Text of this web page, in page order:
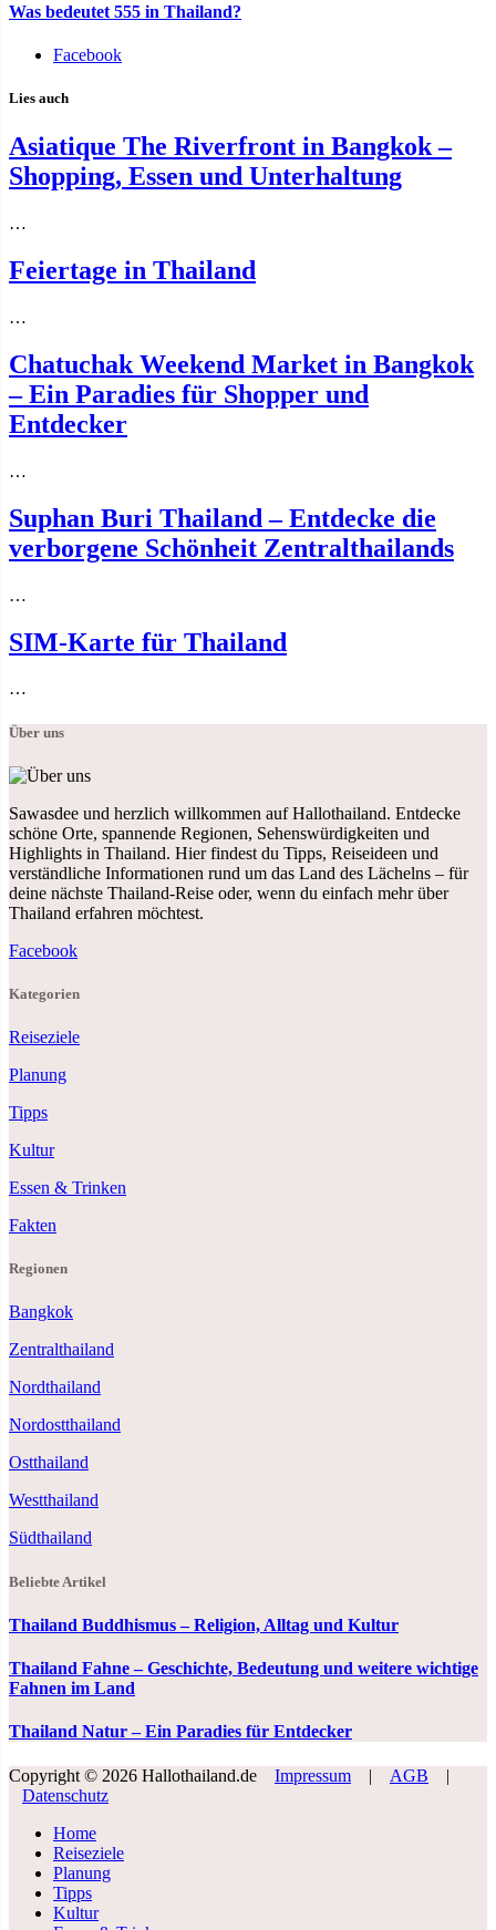
Was bedeutet 555 in Thailand?
Facebook
Lies auch
Asiatique The Riverfront in Bangkok –
Shopping, Essen und Unterhaltung
…
Feiertage in Thailand
…
Chatuchak Weekend Market in Bangkok
– Ein Paradies für Shopper und
Entdecker
…
Suphan Buri Thailand – Entdecke die
verborgene Schönheit Zentralthailands
…
SIM-Karte für Thailand
…
Über uns
Sawasdee und herzlich willkommen auf Hallothailand. Entdecke
schöne Orte, spannende Regionen, Sehenswürdigkeiten und
Highlights in Thailand. Hier findest du Tipps, Reiseideen und
verständliche Informationen rund um das Land des Lächelns – für
deine nächste Thailand-Reise oder, wenn du einfach mehr über
Thailand erfahren möchtest.
Facebook
Kategorien
Reiseziele
Planung
Tipps
Kultur
Essen & Trinken
Fakten
Regionen
Bangkok
Zentralthailand
Nordthailand
Nordostthailand
Ostthailand
Westthailand
Südthailand
Beliebte Artikel
Thailand Buddhismus – Religion, Alltag und Kultur
Thailand Fahne – Geschichte, Bedeutung und weitere wichtige
Fahnen im Land
Thailand Natur – Ein Paradies für Entdecker
Copyright © 2026 Hallothailand.de Impressum | AGB
|
Datenschutz
Home
Reiseziele
Planung
Tipps
Kultur